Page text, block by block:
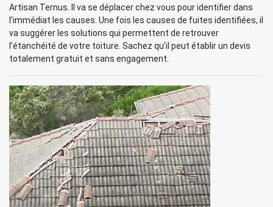
Artisan Ternus. Il va se déplacer chez vous pour identifier dans
l’immédiat les causes. Une fois les causes de fuites identifiées, il
va suggérer les solutions qui permettent de retrouver
l’étanchéité de votre toiture. Sachez qu’il peut établir un devis
totalement gratuit et sans engagement.